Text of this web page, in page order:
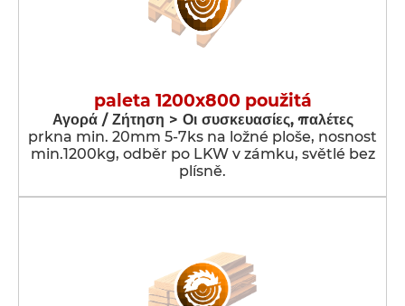
paleta 1200x800 použitá
Αγορά / Ζήτηση > Οι συσκευασίες, παλέτες
prkna min. 20mm 5-7ks na ložné ploše, nosnost
min.1200kg, odběr po LKW v zámku, světlé bez
plísně.